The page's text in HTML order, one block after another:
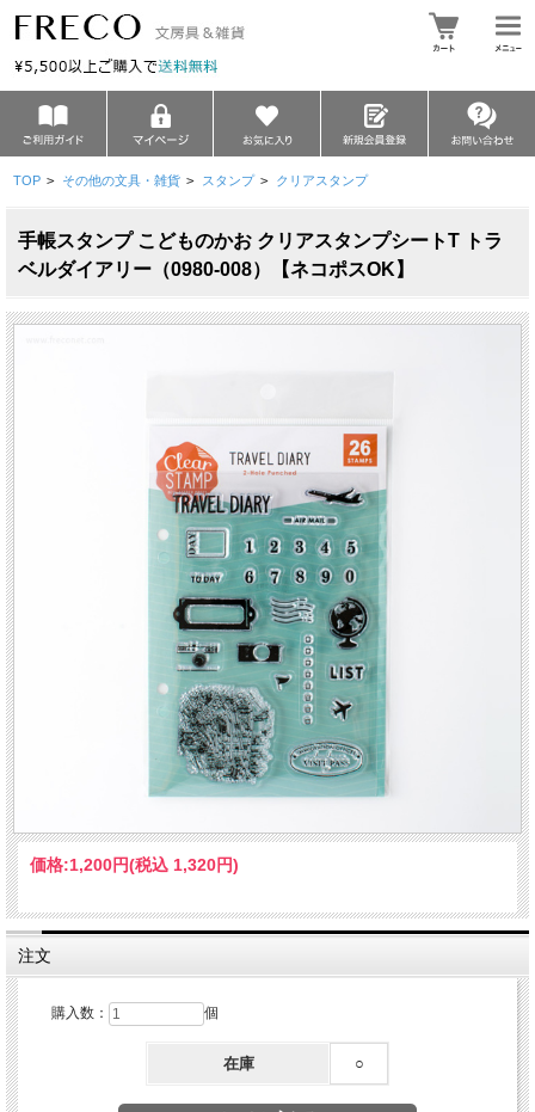
TOP > その他の文具・雑貨 > スタンプ > クリアスタンプ
手帳スタンプ こどものかお クリアスタンプシートT トラ
ベルダイアリー（0980-008）【ネコポスOK】
価格:1,200円(税込 1,320円)
注文
購入数： 個
在庫 ○